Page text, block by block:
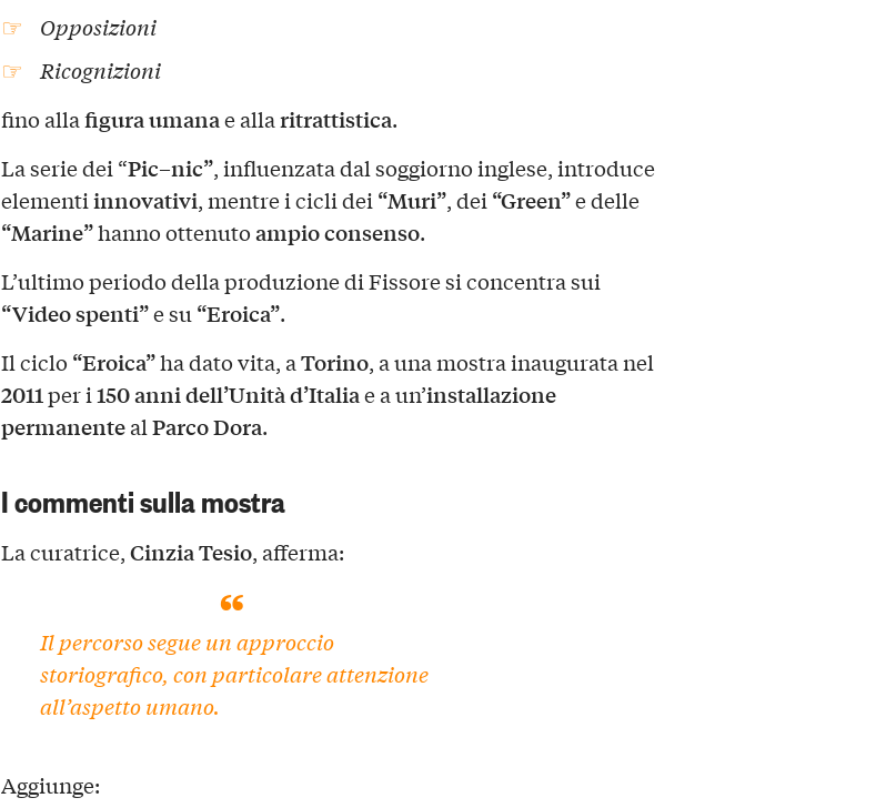
Opposizioni
Ricognizioni
fino allafigura umanae allaritrattistica.
La serie dei “Pic–nic”, influenzata dal soggiorno inglese, introduce
elementiinnovativi, mentre i cicli dei “Muri”, dei “Green”e delle
“Marine”hanno ottenutoampio consenso.
L’ultimo periodo della produzione di Fissore si concentra sui
“Video spenti”e su “Eroica”.
Il ciclo “Eroica”ha dato vita, aTorino, a una mostra inaugurata nel
2011per i150 anni dell’Unità d’Italiae a un’installazione
permanentealParco Dora.
I commenti sulla mostra
La curatrice,Cinzia Tesio, afferma:
Il percorso segue un approccio
storiografico, con particolare attenzione
all’aspetto umano.
Aggiunge: